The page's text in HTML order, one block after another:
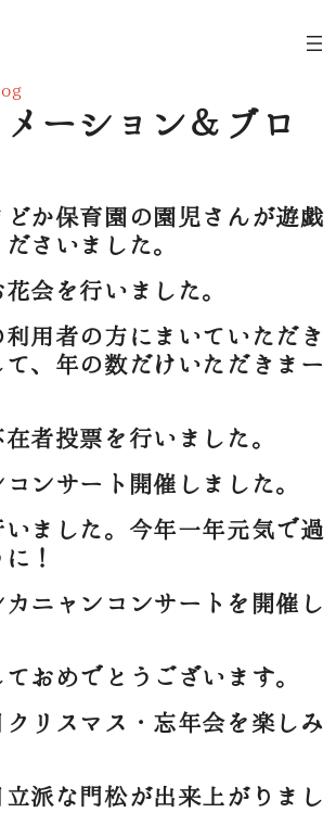
ーション＆ブロ
か保育園の園児さんが遊戯
さいました。
会を行いました。
用者の方にまいていただき
て、年の数だけいただきまー
者投票を行いました。
ンサート開催しました。
ました。今年一年元気で過
！
カニャンコンサートを開催し
おめでとうございます。
クリスマス・忘年会を楽しみ
立派な門松が出来上がりまし